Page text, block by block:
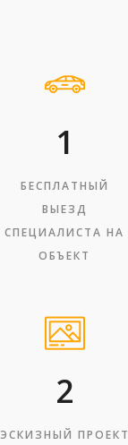
1
БЕСПЛАТНЫЙ
ВЫЕЗД
СПЕЦИАЛИСТА НА
ОБЪЕКТ
2
ЭСКИЗНЫЙ ПРОЕКТ